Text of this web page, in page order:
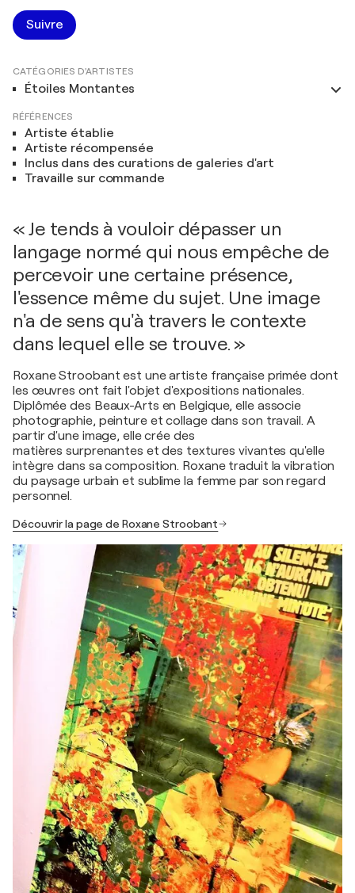
Suivre
CATÉGORIES D'ARTISTES
Étoiles Montantes
RÉFÉRENCES
Artiste établie
Artiste récompensée
Inclus dans des curations de galeries d'art
Travaille sur commande
« Je tends à vouloir dépasser un
langage normé qui nous empêche de
percevoir une certaine présence,
l'essence même du sujet. Une image
n'a de sens qu'à travers le contexte
dans lequel elle se trouve. »
Roxane Stroobant est une artiste française primée dont
les œuvres ont fait l'objet d'expositions nationales.
Diplômée des Beaux-Arts en Belgique, elle associe
photographie, peinture et collage dans son travail. A
partir d'une image, elle crée des
matières surprenantes et des textures vivantes qu'elle
intègre dans sa composition. Roxane traduit la vibration
du paysage urbain et sublime la femme par son regard
personnel.
Découvrir la page de Roxane Stroobant